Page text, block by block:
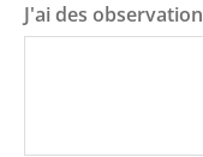
J'ai des